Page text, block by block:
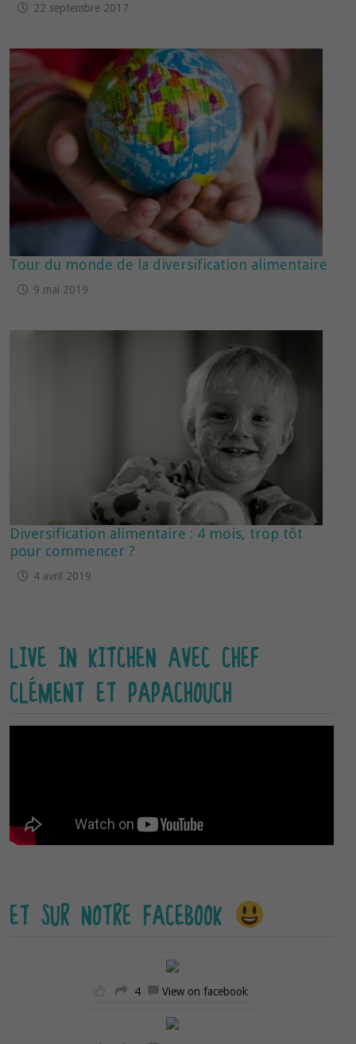
22 septembre 2017
Tour du monde de la diversification alimentaire
9 mai 2019
Diversification alimentaire : 4 mois, trop tôt
pour commencer ?
4 avril 2019
LIVE IN KITCHEN AVEC CHEF
CLÉMENT ET PAPACHOUCH
ET SUR NOTRE FACEBOOK
4 View on facebook